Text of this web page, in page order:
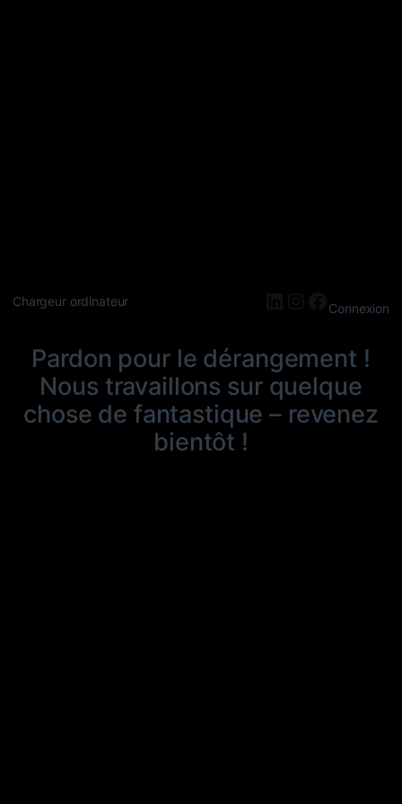
Chargeur ordinateur LinkedIn
Instagram
Connexion
Pardon pour le dérangement !
Nous travaillons sur quelque
chose de fantastique – revenez
bientôt !